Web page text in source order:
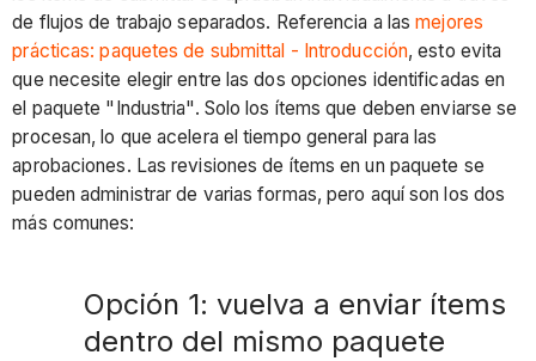
nuevo
paquete
Conclusión
Ver
también
de flujos de trabajo separados. Referencia a lasmejores
prácticas: paquetes de submittal - Introducción, esto evita
que necesite elegir entre las dos opciones identificadas en
el paquete "Industria". Solo los ítems que deben enviarse se
procesan, lo que acelera el tiempo general para las
aprobaciones. Las revisiones de ítems en un paquete se
pueden administrar de varias formas, pero aquí son los dos
más comunes:
Opción 1: vuelva a enviar ítems
dentro del mismo paquete